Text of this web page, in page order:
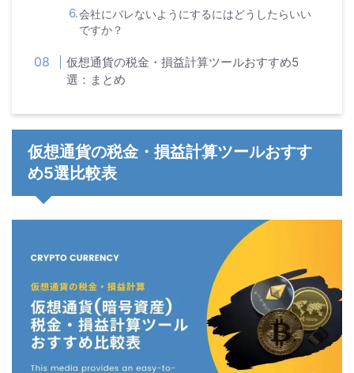
会社にバレないようにするにはどうしたらいい
ですか？
仮想通貨の税金・損益計算ツールおすすめ5
選：まとめ
仮想通貨の税金・損益計算ツールおすす
め5選比較表